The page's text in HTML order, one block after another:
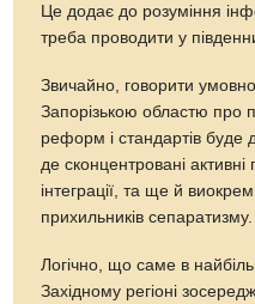
Це додає до розуміння
треба проводити у
Звичайно, говорити
Запорізькою областю про
реформ і стандартів
де сконцентровані активні
інтеграції, та ще й
прихильників сепаратизму.
Логічно, що саме в
Західному регіоні